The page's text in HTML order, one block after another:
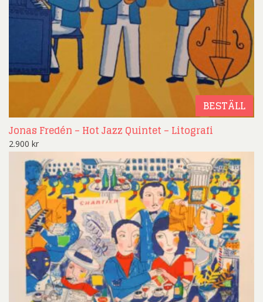
BESTÄLL
Jonas Fredén – Hot Jazz Quintet – Litografi
2.900 kr